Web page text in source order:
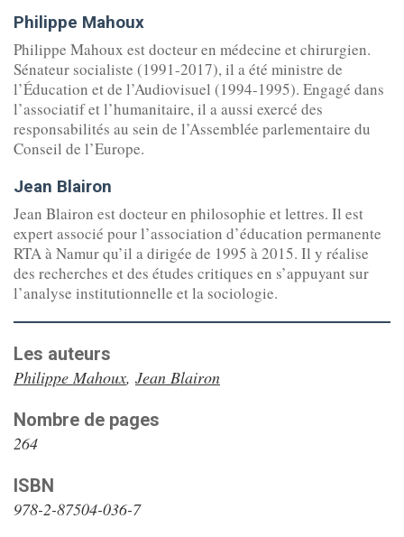
Philippe Mahoux
Philippe Mahoux est docteur en médecine et chirurgien.
Sénateur socialiste (1991-2017), il a été ministre de
l’Éducation et de l’Audiovisuel (1994-1995). Engagé dans
l’associatif et l’humanitaire, il a aussi exercé des
responsabilités au sein de l’Assemblée parlementaire du
Conseil de l’Europe.
Jean Blairon
Jean Blairon est docteur en philosophie et lettres. Il est
expert associé pour l’association d’éducation permanente
RTA à Namur qu’il a dirigée de 1995 à 2015. Il y réalise
des recherches et des études critiques en s’appuyant sur
l’analyse institutionnelle et la sociologie.
Les auteurs
Philippe Mahoux, Jean Blairon
Nombre de pages
264
ISBN
978-2-87504-036-7